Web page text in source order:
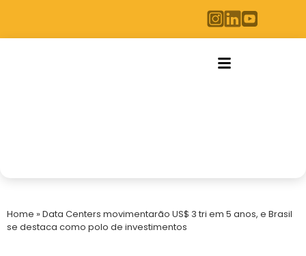
Home »Data Centers movimentarão US$ 3 tri em 5 anos, e Brasil
se destaca como polo de investimentos